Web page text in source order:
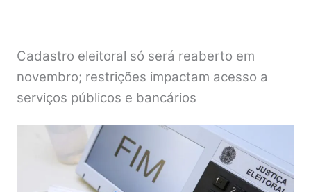
Cadastro eleitoral só será reaberto em
novembro; restrições impactam acesso a
serviços públicos e bancários